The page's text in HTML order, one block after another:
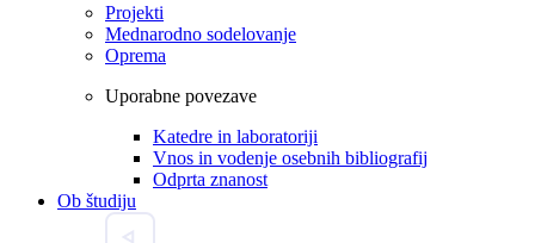
Projekti
Mednarodno sodelovanje
Oprema
Uporabne povezave
Katedre in laboratoriji
Vnos in vodenje osebnih bibliografij
Odprta znanost
Ob študiju